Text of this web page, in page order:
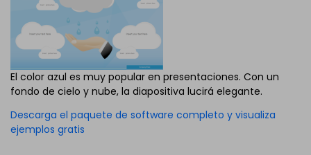
El color azul es muy popular en presentaciones. Con un
fondo de cielo y nube, la diapositiva lucirá elegante.
Descarga el paquete de software completo y visualiza
ejemplos gratis